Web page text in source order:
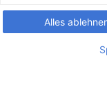
Alles